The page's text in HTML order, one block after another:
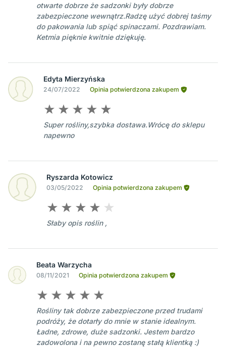
otwarte dobrze że sadzonki były dobrze
zabezpieczone wewnątrz.Radzę użyć dobrej taśmy
do pakowania lub spiąć spinaczami. Pozdrawiam.
Ketmia pięknie kwitnie dziękuję.
Edyta Mierzyńska
24/07/2022 Opinia potwierdzona zakupem
Super rośliny,szybka dostawa.Wrócę do sklepu
napewno
Ryszarda Kotowicz
03/05/2022 Opinia potwierdzona zakupem
Słaby opis roślin ,
Beata Warzycha
08/11/2021 Opinia potwierdzona zakupem
Rośliny tak dobrze zabezpieczone przed trudami
podróży, że dotarły do mnie w stanie idealnym.
Ładne, zdrowe, duże sadzonki. Jestem bardzo
zadowolona i na pewno zostanę stałą klientką :)